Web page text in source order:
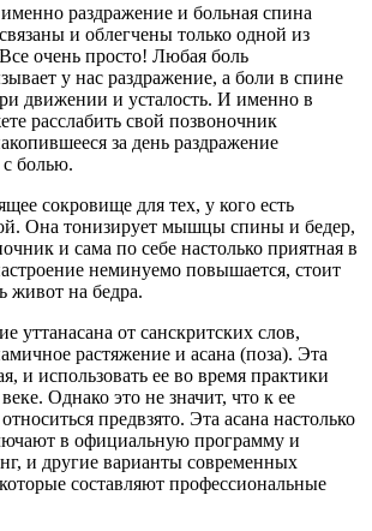
раздражение и больная спина
и облегчены только одной из
очень просто! Любая боль
у нас раздражение, а боли в спине
движении и усталость. И именно в
расслабить свой позвоночник
за день раздражение
с болью.
сокровище для тех, у кого есть
Она тонизирует мышцы спины и бедер,
и сама по себе настолько приятная в
неминуемо повышается, стоит
живот на бедра.
уттанасана от санскритских слов,
растяжение и асана (поза). Эта
и использовать ее во время практики
Однако это не значит, что к ее
предвзято. Эта асана настолько
в официальную программу и
и другие варианты современных
составляют профессиональные